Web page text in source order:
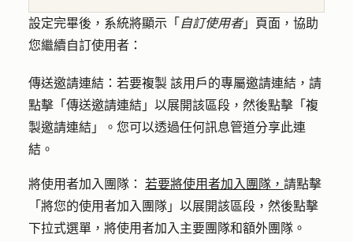
設定完畢後，系統將顯示「 自訂使用者」頁面，協助
您繼續自訂使用者：
傳送邀請連結：若要複製 該用戶的專屬邀請連結，請
點擊 「傳送邀請連結 」以展開該區段，然後點擊 「複
製邀請連結 」。您可以透過任何訊息管道分享此連
結。
將使用者加入團隊： 若要將使用者加入團隊， 請點擊
「將您的使用者加入團隊」以展開該區段，然後點擊
下拉式選單 ，將使用者加入主要團隊和額外團隊。